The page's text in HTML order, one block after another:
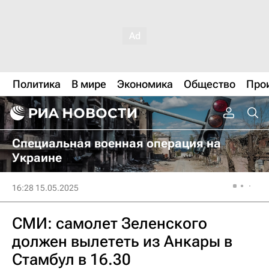
Политика В мире Экономика Общество
Специальная военная операция на
Украине
16:28 15.05.2025
СМИ: самолет Зеленского
должен вылететь из Анкары в
Стамбул в 16.30